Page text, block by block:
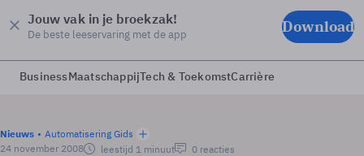
Jouw vak in je broekzak!
De beste leeservaring met de app Download
BusinessMaatschappijTech & ToekomstCarrière
Nieuws
Automatisering Gids
24 november 2008
leestijd 1 minuut 0 reacties